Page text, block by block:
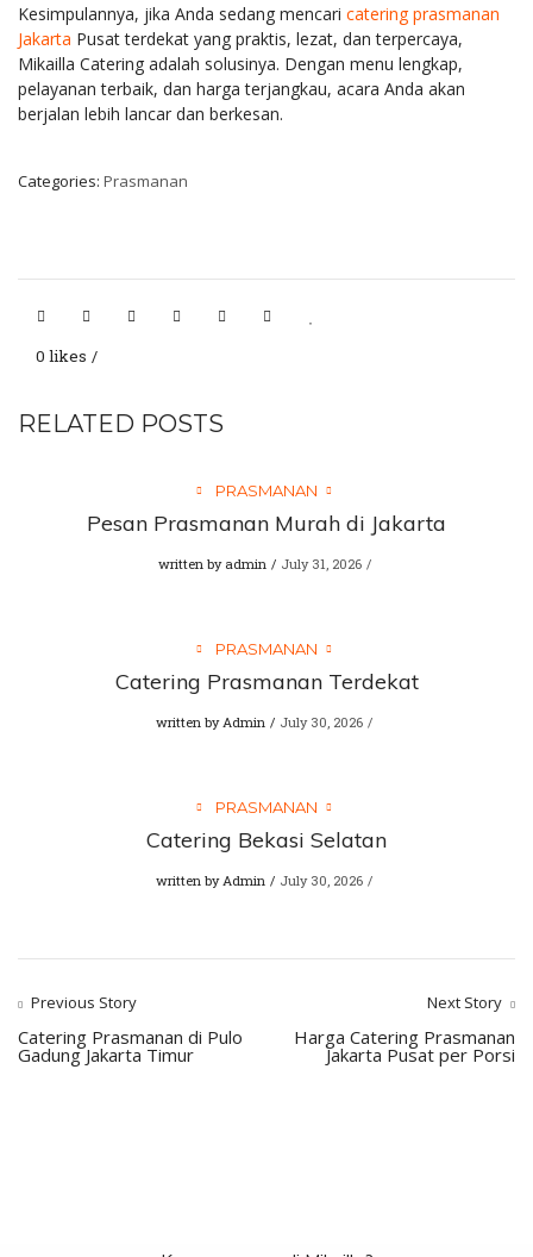
Kesimpulannya, jika Anda sedang mencari catering prasmanan
Jakarta Pusat terdekat yang praktis, lezat, dan terpercaya,
Mikailla Catering adalah solusinya. Dengan menu lengkap,
pelayanan terbaik, dan harga terjangkau, acara Anda akan
berjalan lebih lancar dan berkesan.
Categories: Prasmanan
0 likes
RELATED POSTS
PRASMANAN
Pesan Prasmanan Murah di Jakarta
written by admin July 31, 2026
PRASMANAN
Catering Prasmanan Terdekat
written byAdmin July 30, 2026
PRASMANAN
Catering Bekasi Selatan
written byAdmin July 30, 2026
Previous Story
Catering Prasmanan di Pulo
Gadung Jakarta Timur
Next Story
Harga Catering Prasmanan
Jakarta Pusat per Porsi